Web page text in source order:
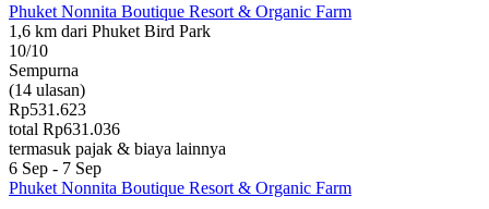
Phuket Nonnita Boutique Resort & Organic Farm
1,6 km dari Phuket Bird Park
10/10
Sempurna
(14 ulasan)
Rp531.623
total Rp631.036
termasuk pajak & biaya lainnya
6 Sep - 7 Sep
Phuket Nonnita Boutique Resort & Organic Farm